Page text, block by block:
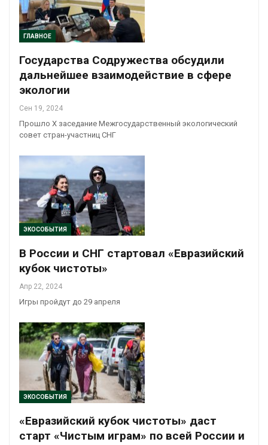
ГЛАВНОЕ
Государства Содружества обсудили
дальнейшее взаимодействие в сфере
экологии
Сен 19, 2024
Прошло Х заседание Межгосударственный экологический
совет стран-участниц СНГ
ЭКОСОБЫТИЯ
В России и СНГ стартовал «Евразийский
кубок чистоты»
Апр 22, 2024
Игры пройдут до 29 апреля
ЭКОСОБЫТИЯ
«Евразийский кубок чистоты» даст
старт «Чистым играм» по всей России и